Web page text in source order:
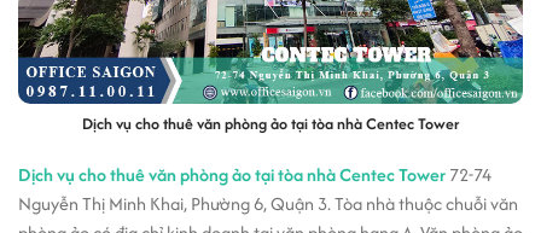
Dịch vụ cho thuê văn phòng ảo tại tòa nhà Centec Tower
Dịch vụ cho thuê văn phòng ảo tại tòa nhà Centec Tower72-74
Nguyễn Thị Minh Khai, Phường 6, Quận 3. Tòa nhà thuộc chuỗi văn